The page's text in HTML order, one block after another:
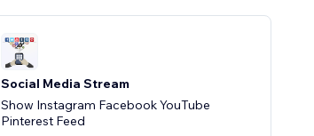
Social Media Stream
Show Instagram Facebook YouTube
Pinterest Feed